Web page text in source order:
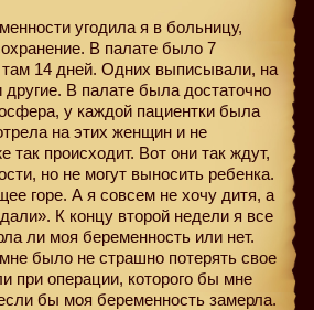
угодила я в больницу,
В палате было 7
14 дней. Одних выписывали, на
другие. В палате была достаточно
у каждой пациентки была
на этих женщин и не
так происходит. Вот они так ждут,
но не могут выносить ребенка.
горе. А я совсем не хочу дитя, а
К концу второй недели я все
ли моя беременность или нет.
было не страшно потерять свое
при операции, которого бы мне
бы моя беременность замерла.